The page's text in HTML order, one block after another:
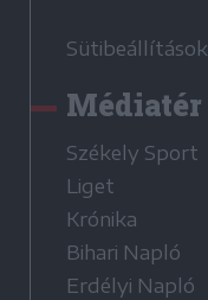
Sütibeállítások
Médiatér
Székely Sport
Liget
Krónika
Bihari Napló
Erdélyi Napló